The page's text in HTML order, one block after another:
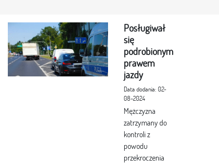
Posługiwał
się
podrobionym
prawem
jazdy
Data dodania: 02-
08-2024
Mężczyzna
zatrzymany do
kontroli z
powodu
przekroczenia